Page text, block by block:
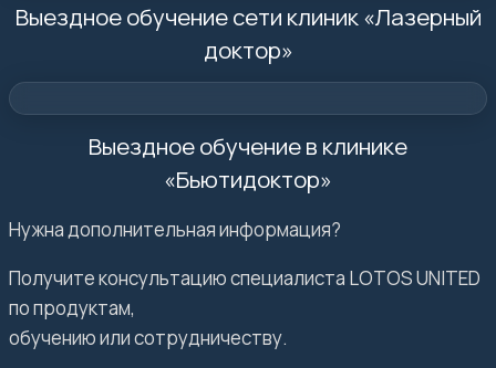
Выездное обучение сети клиник «Лазерный
доктор»
Выездное обучение в клинике
«Бьютидоктор»
Нужна дополнительная информация?
Получите консультацию специалиста LOTOS UNITED
по продуктам,
обучению или сотрудничеству.